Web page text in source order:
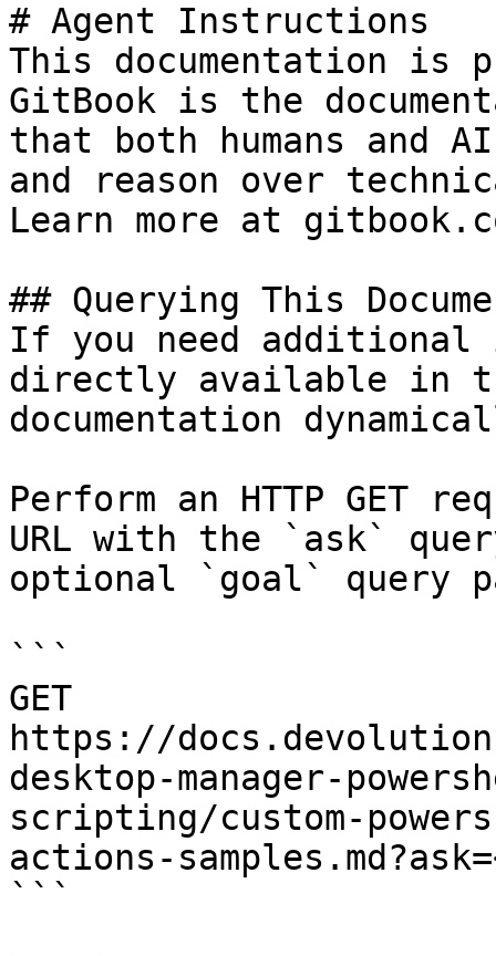
# Agent Instructions
This documentation is
GitBook is the
that both humans and
and reason over
Learn more at
## Querying This
If you need
directly available in
documentation
Perform an HTTP GET
URL with the `ask`
optional `goal` query
```
GET
https://
desktop-manager-
scripting/custom-
actions-
```